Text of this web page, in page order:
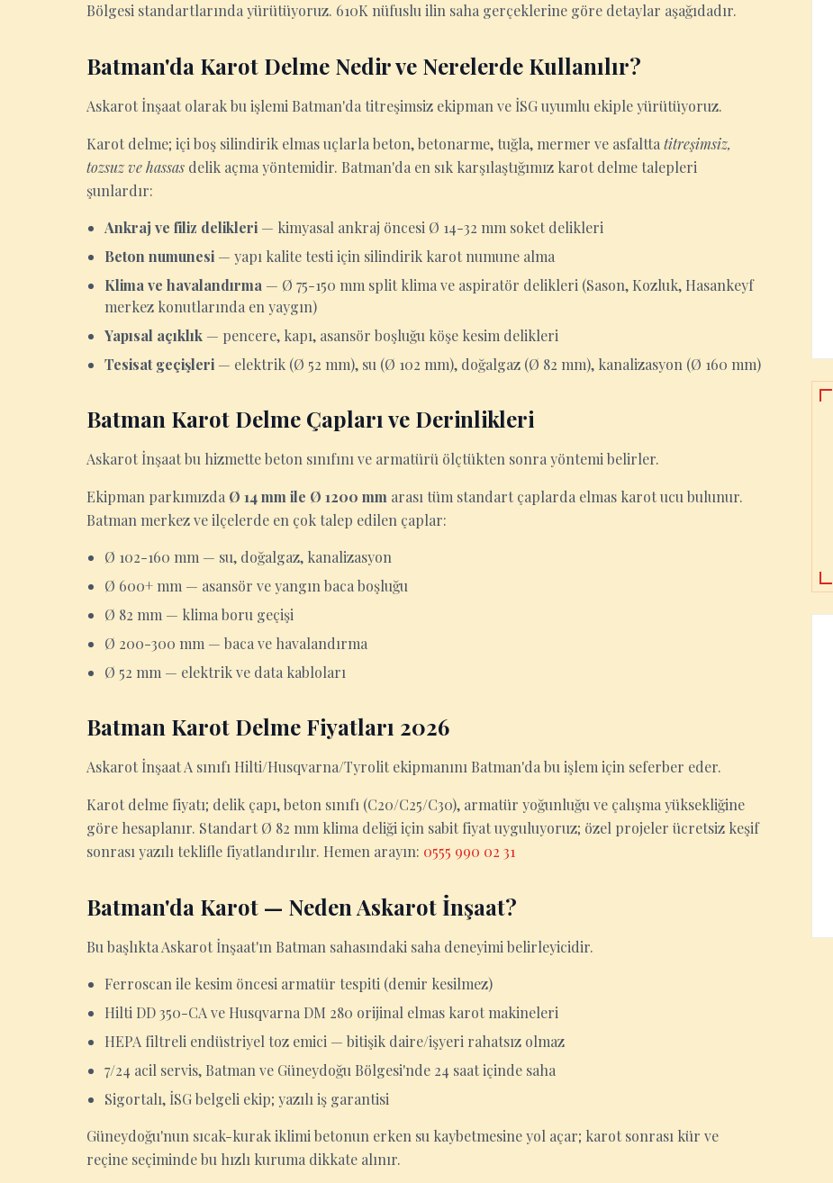
Bölgesi standartlarında yürütüyoruz. 610K nüfuslu ilin saha gerçeklerine göre detaylar aşağıdadır.
Batman'da Karot Delme Nedir ve Nerelerde Kullanılır?
Askarot İnşaat olarak bu işlemi Batman'da titreşimsiz ekipman ve İSG uyumlu ekiple yürütüyoruz.
Karot delme; içi boş silindirik elmas uçlarla beton, betonarme, tuğla, mermer ve asfaltta titreşimsiz,
tozsuz ve hassas delik açma yöntemidir. Batman'da en sık karşılaştığımız karot delme talepleri
şunlardır:
Ankraj ve filiz delikleri — kimyasal ankraj öncesi Ø 14-32 mm soket delikleri
Beton numunesi — yapı kalite testi için silindirik karot numune alma
Klima ve havalandırma — Ø 75-150 mm split klima ve aspiratör delikleri (Sason, Kozluk, Hasankeyf
merkez konutlarında en yaygın)
Yapısal açıklık — pencere, kapı, asansör boşluğu köşe kesim delikleri
Tesisat geçişleri — elektrik (Ø 52 mm), su (Ø 102 mm), doğalgaz (Ø 82 mm), kanalizasyon (Ø 160 mm)
Batman Karot Delme Çapları ve Derinlikleri
Askarot İnşaat bu hizmette beton sınıfını ve armatürü ölçtükten sonra yöntemi belirler.
Ekipman parkımızda Ø 14 mm ile Ø 1200 mm arası tüm standart çaplarda elmas karot ucu bulunur.
Batman merkez ve ilçelerde en çok talep edilen çaplar:
Ø 102-160 mm — su, doğalgaz, kanalizasyon
Ø 600+ mm — asansör ve yangın baca boşluğu
Ø 82 mm — klima boru geçişi
Ø 200-300 mm — baca ve havalandırma
Ø 52 mm — elektrik ve data kabloları
Batman Karot Delme Fiyatları 2026
Askarot İnşaat A sınıfı Hilti/Husqvarna/Tyrolit ekipmanını Batman'da bu işlem için seferber eder.
Karot delme fiyatı; delik çapı, beton sınıfı (C20/C25/C30), armatür yoğunluğu ve çalışma yüksekliğine
göre hesaplanır. Standart Ø 82 mm klima deliği için sabit fiyat uyguluyoruz; özel projeler ücretsiz keşif
sonrası yazılı teklifle fiyatlandırılır. Hemen arayın: 0555 990 02 31
Batman'da Karot — Neden Askarot İnşaat?
Bu başlıkta Askarot İnşaat'ın Batman sahasındaki saha deneyimi belirleyicidir.
Ferroscan ile kesim öncesi armatür tespiti (demir kesilmez)
Hilti DD 350-CA ve Husqvarna DM 280 orijinal elmas karot makineleri
HEPA filtreli endüstriyel toz emici — bitişik daire/işyeri rahatsız olmaz
7/24 acil servis, Batman ve Güneydoğu Bölgesi'nde 24 saat içinde saha
Sigortalı, İSG belgeli ekip; yazılı iş garantisi
Güneydoğu'nun sıcak-kurak iklimi betonun erken su kaybetmesine yol açar; karot sonrası kür ve
reçine seçiminde bu hızlı kuruma dikkate alınır.